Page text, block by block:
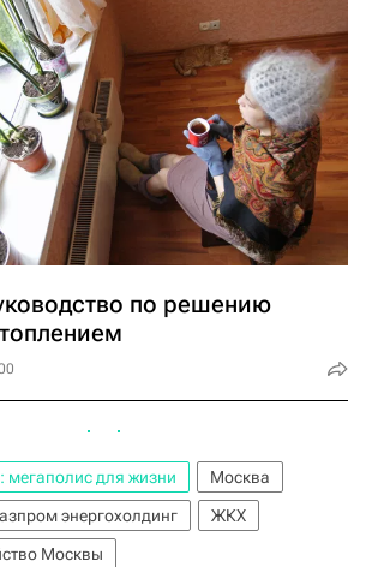
по решению
мегаполис для жизни
Москва
энергохолдинг
ЖКХ
Москвы